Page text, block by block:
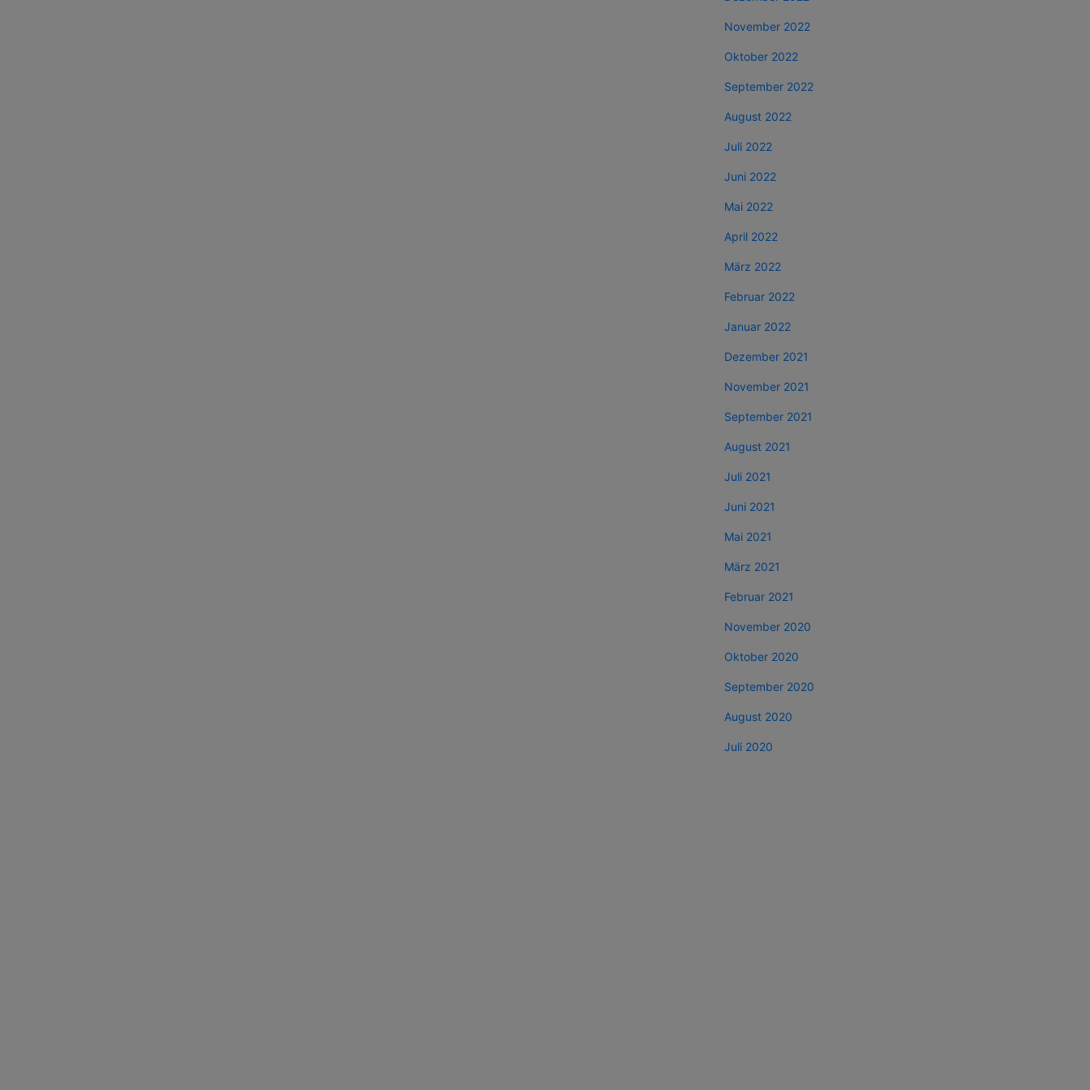
November 2022
Oktober 2022
September 2022
August 2022
Juli 2022
Juni 2022
Mai 2022
April 2022
März 2022
Februar 2022
Januar 2022
Dezember 2021
November 2021
September 2021
August 2021
Juli 2021
Juni 2021
Mai 2021
März 2021
Februar 2021
November 2020
Oktober 2020
September 2020
August 2020
Juli 2020